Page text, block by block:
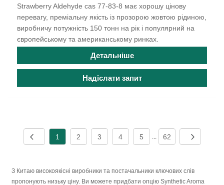
Strawberry Aldehyde cas 77-83-8 має хорошу цінову
перевагу, преміальну якість із прозорою жовтою рідиною,
виробничу потужність 150 тонн на рік і популярний на
європейському та американському ринках.
Детальніше
Надіслати запит
1 2 3 4 5 ... 62
З Китаю високоякісні виробники та постачальники ключових слів
пропонують низьку ціну. Ви можете придбати опцію Synthetic Aroma